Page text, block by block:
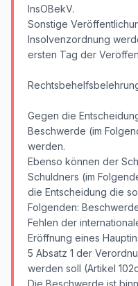
InsOBekV.
Sonstige
Insolvenzordnung
ersten Tag der
Gegen die
Beschwerde (im
werden.
Ebenso können der
Schuldners (im
die Entscheidung die
Folgenden:
Fehlen der
Eröffnung eines
5 Absatz 1 der
werden soll (Artikel
Die Beschwerde ist